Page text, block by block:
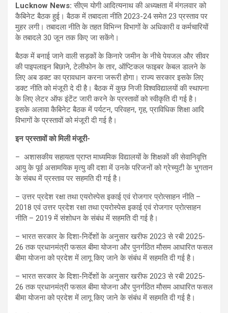
Lucknow News: सीएम योगी आदित्यनाथ की अध्यक्षता में मंगलवार को
कैबिनेट बैठक हुई। बैठक में तबादला नीति 2023-24 समेत 23 प्रस्‍ताव पर
मुहर लगी। तबादला नीति के तहत विभिन्न विभागों के अधिकारी व कर्मचारियों
के तबादले 30 जून तक किए जा सकेंगे।
बैठक में बनाई जाने वाली सड़कों के किनारे जमीन के नीचे पेयजल और सीवर
की पाइपलाइन बिछाने, टेलीफोन के तार, ऑप्टिकल फाइबर केबल डालने के
लिए अब डक्ट का प्रावधान करना जरूरी होगा। राज्य सरकार इसके लिए
डक्ट नीति को मंजूरी दे दी है। बैठक में कुछ निजी विश्वविद्यालयों की स्थापना
के लिए लेटर ऑफ इंटेंट जारी करने के प्रस्तावों को स्वीकृति दी गई है।
इसके अलावा कैबिनेट बैठक में पर्यटन, परिवहन, गृह, प्राविधिक शिक्षा आदि
विभागों के प्रस्तावों को मंजूरी दी गई है।
इन प्रस्तावों को मिली मंजूरी-
– अशासकीय सहायता प्राप्त माध्यमिक विद्यालयों के शिक्षकों की सेवानिवृत्ति
आयु के पूर्व असामयिक मृत्यु की दशा में उनके परिजनों को ग्रेच्युटी के भुगतान
के संबध में प्रस्ताव पर सहमति दी गई है।
– उत्तर प्रदेश रक्षा तथा एयरोस्पेस इकाई एवं रोजगार प्रोत्साहन नीति –
2018 एवं उत्तर प्रदेश रक्षा तथा एयरोस्पेस इकाई एवं रोजगार प्रोत्साहन
नीति – 2019 में संशोधन के संबंध में सहमति दी गई है।
– भारत सरकार के दिशा-निर्देशों के अनुसार खरीफ 2023 से रबी 2025-
26 तक प्रधानमंत्री फसल बीमा योजना और पुनर्गठित मौसम आधारित फसल
बीमा योजना को प्रदेश में लागू किए जाने के संबंध में सहमति दी गई है।
– भारत सरकार के दिशा-निर्देशों के अनुसार खरीफ 2023 से रबी 2025-
26 तक प्रधानमंत्री फसल बीमा योजना और पुनर्गठित मौसम आधारित फसल
बीमा योजना को प्रदेश में लागू किए जाने के संबंध में सहमति दी गई है।